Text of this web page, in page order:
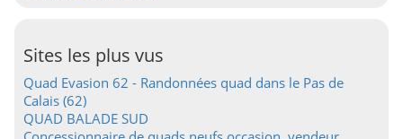
Sites les plus vus
Quad Evasion 62 - Randonnées quad dans le Pas de
Calais (62)
QUAD BALADE SUD